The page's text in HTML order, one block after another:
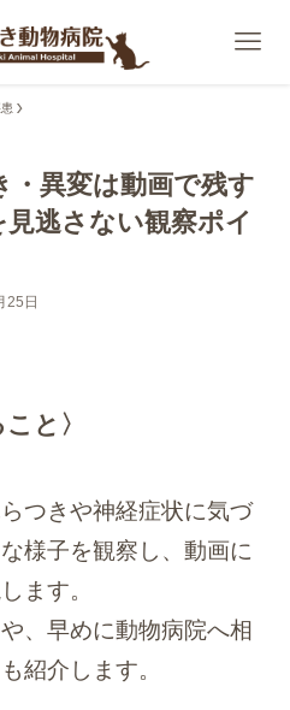
・異変は動画で残す
見逃さない観察ポイ
25日
と〉
つきや神経症状に気づ
様子を観察し、動画に
ます。
、早めに動物病院へ相
紹介します。